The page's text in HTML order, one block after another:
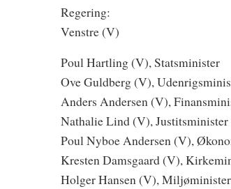
Regering:
Venstre (V)
Poul Hartling (V), Statsminister
Ove Guldberg (V),
Anders Andersen (V),
Nathalie Lind (V),
Poul Nyboe Andersen (V),
Kresten Damsgaard (V),
Holger Hansen (V),